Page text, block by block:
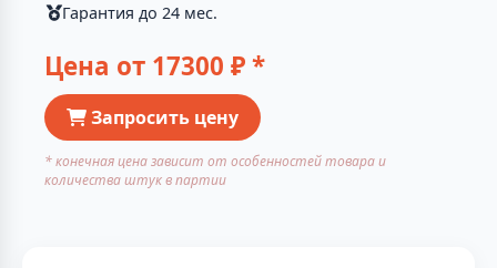
Гарантия до 24 мес.
Цена от 17300 ₽ *
Запросить цену
* конечная цена зависит от особенностей товара и
количества штук в партии